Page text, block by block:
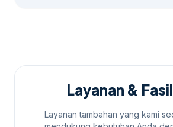
Layanan &
Layanan tambahan yang kami